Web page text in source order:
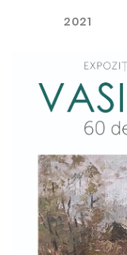
2021